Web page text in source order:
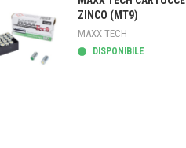
ZINCO (MT9)
MAXX TECH
DISPONIBILE